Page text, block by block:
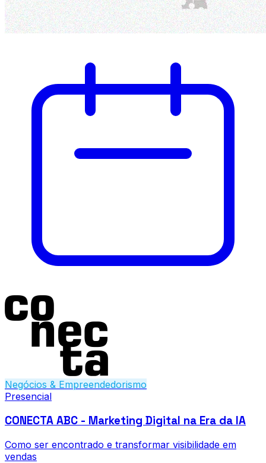
Negócios & Empreendedorismo
Presencial
CONECTA ABC - Marketing Digital na Era da IA
Como ser encontrado e transformar visibilidade em
vendas